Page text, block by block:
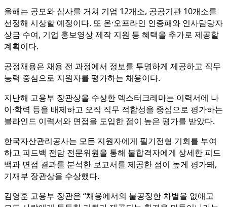
올해는 공모와 심사를 거쳐 기업 12개소, 공공기관 10개소를
선정해 시상할 예정이다. 또 온·오프라인 인증패와 인사담당자
상금 수여, 기업 홍보영상 제작 지원 등 혜택을 추가로 제공할
계획이다.
공정채용은 채용 전 과정에서 정보를 투명하게 제공하고 직무
능력 중심으로 지원자를 평가하는 채용이다.
지난해 고용부 장관상을 수상한 덱스터크레마는 이력서에 나
이·학력 등을 배제하고 오직 직무 적합성을 중심으로 평가하는
블라인드 이력서와 면접을 도입한 점이 높은 평가를 받았다.
한국자산관리공사는 모든 지원자에게 필기전형 기회를 부여
하고 피드백 전담 전문위원을 통해 불합격자에게 상세한 피드
백과 면접 결과를 분석한 보고서를 제공한 점이 높게 평가돼,
기재부 장관상을 수상했다.
김영훈 고용부 장관은 “채용에서의 불공정한 차별을 없애고